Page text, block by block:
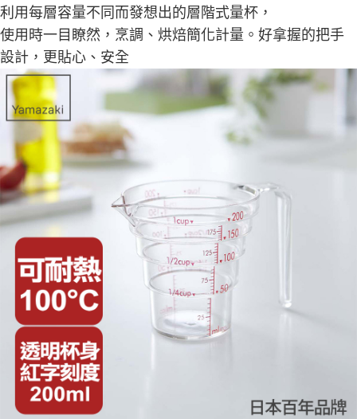
利用每層容量不同而發想出的層階式量杯，
使用時一目瞭然，烹調、烘焙簡化計量。好拿握的把手
設計，更貼心、安全